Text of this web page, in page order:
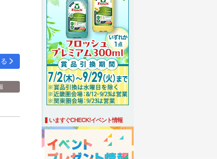
いますぐCHECK!イベント情報